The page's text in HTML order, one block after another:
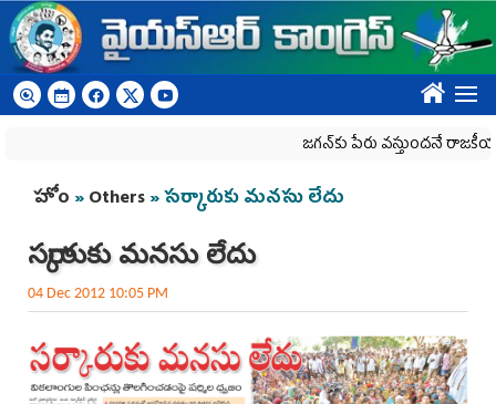
Skip to main content
????
జగన్‌కు పేరు వస్తుందనే రాజకీయ కక్షతో
You are here
హోం »Others» సర్కారుకు మనసు లేదు
సర్కారుకు మనసు లేదు
04 Dec 2012 10:05 PM